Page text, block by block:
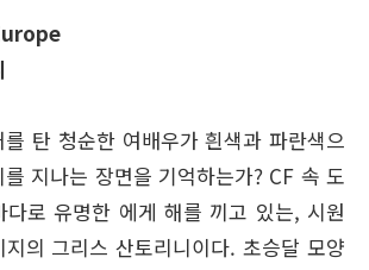
탄 청순한 여배우가 흰색과 파란색으
지나는 장면을 기억하는가? CF 속 도
다로 유명한 에게 해를 끼고 있는, 시원
의 그리스 산토리니이다. 초승달 모양